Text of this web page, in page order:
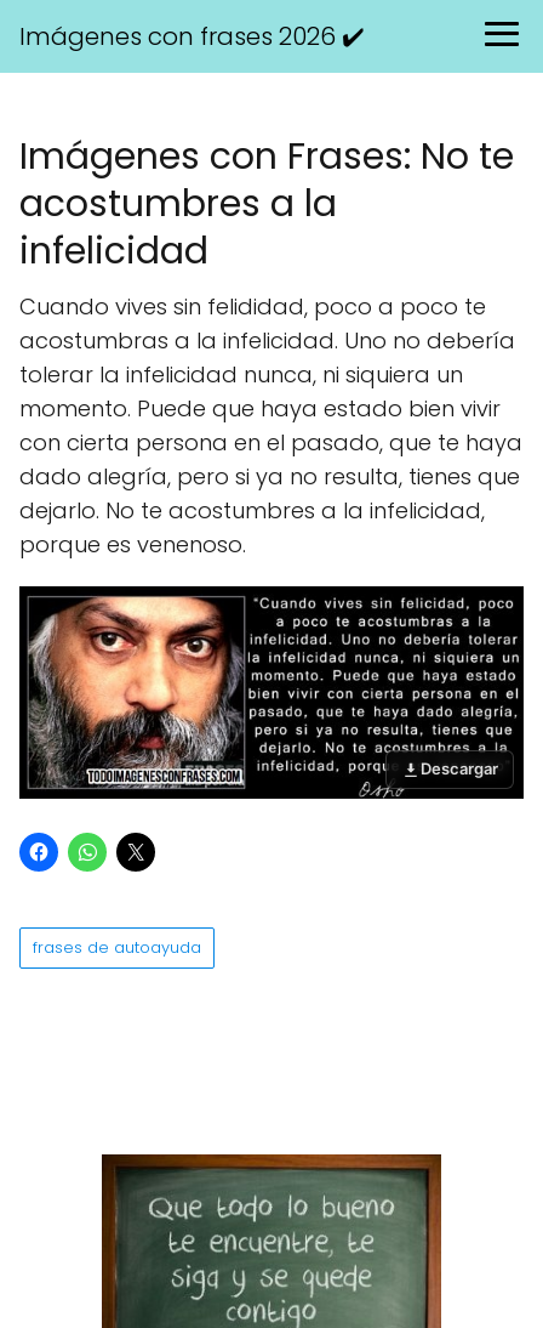
Imágenes con frases 2026 ✔️
Imágenes con Frases: No te
acostumbres a la
infelicidad
Cuando vives sin felididad, poco a poco te
acostumbras a la infelicidad. Uno no debería
tolerar la infelicidad nunca, ni siquiera un
momento. Puede que haya estado bien vivir
con cierta persona en el pasado, que te haya
dado alegría, pero si ya no resulta, tienes que
dejarlo. No te acostumbres a la infelicidad,
porque es venenoso.
Descargar
frases de autoayuda